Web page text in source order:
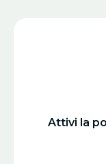
Attivi la